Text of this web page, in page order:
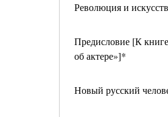
Революция и
Предисловие [К
об актере»]*
Новый русский